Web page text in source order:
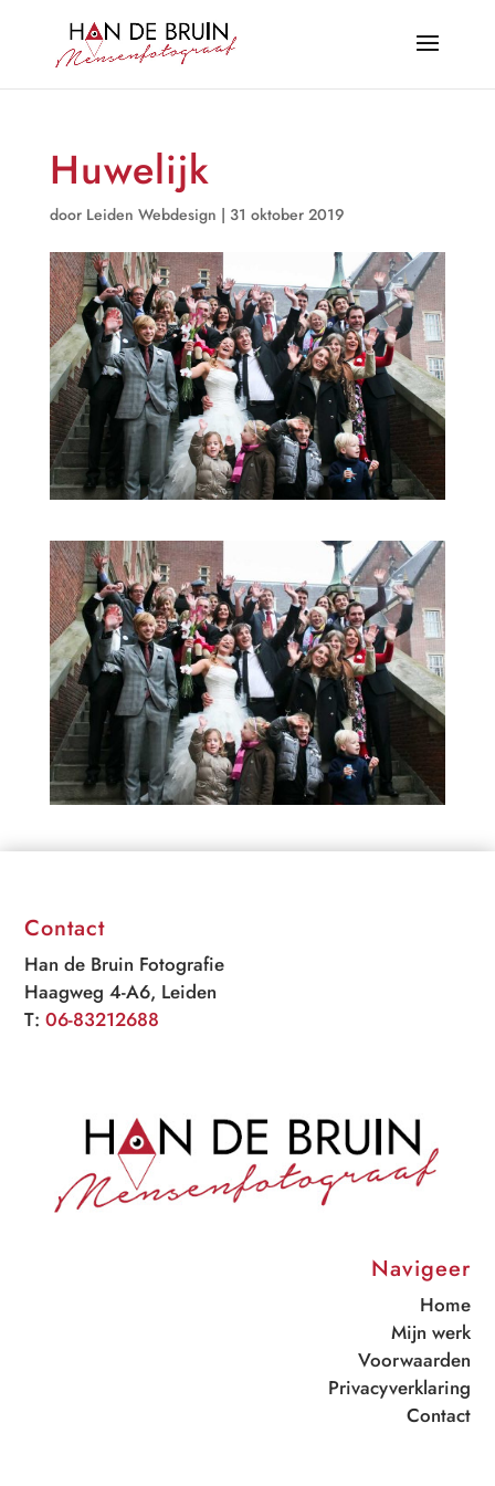
Huwelijk
door Leiden Webdesign | 31 oktober 2019
Contact
Han de Bruin Fotografie
Haagweg 4-A6, Leiden
T:06-83212688
Navigeer
Home
Mijn werk
Voorwaarden
Privacyverklaring
Contact